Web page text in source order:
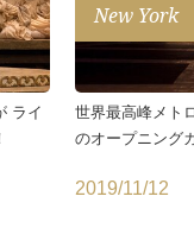
ライ
New York
世界最高峰メト
のオープニング
2019/11/12